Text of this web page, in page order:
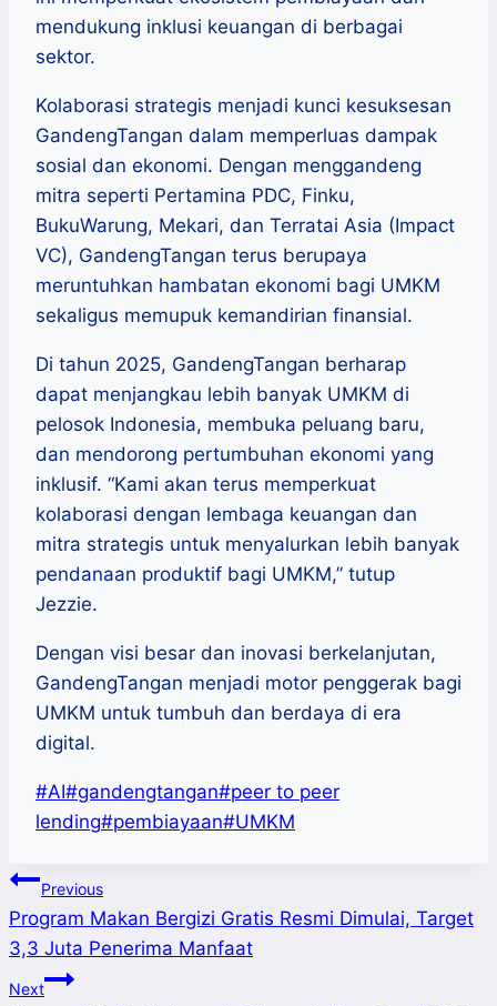
mendukung inklusi keuangan di berbagai
sektor.
Kolaborasi strategis menjadi kunci kesuksesan
GandengTangan dalam memperluas dampak
sosial dan ekonomi. Dengan menggandeng
mitra seperti Pertamina PDC, Finku,
BukuWarung, Mekari, dan Terratai Asia (Impact
VC), GandengTangan terus berupaya
meruntuhkan hambatan ekonomi bagi UMKM
sekaligus memupuk kemandirian finansial.
Di tahun 2025, GandengTangan berharap
dapat menjangkau lebih banyak UMKM di
pelosok Indonesia, membuka peluang baru,
dan mendorong pertumbuhan ekonomi yang
inklusif. “Kami akan terus memperkuat
kolaborasi dengan lembaga keuangan dan
mitra strategis untuk menyalurkan lebih banyak
pendanaan produktif bagi UMKM,” tutup
Jezzie.
Dengan visi besar dan inovasi berkelanjutan,
GandengTangan menjadi motor penggerak bagi
UMKM untuk tumbuh dan berdaya di era
digital.
Post
Tags:
#AI#gandengtangan#peer to peer
lending#pembiayaan#UMKM
Post
navigation
Previous
Program Makan Bergizi Gratis Resmi Dimulai, Target
3,3 Juta Penerima Manfaat
Next